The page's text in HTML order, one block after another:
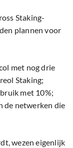
Staking-
plannen voor
met nog drie
Staking;
met 10%;
de netwerken die
wezen eigenlijk